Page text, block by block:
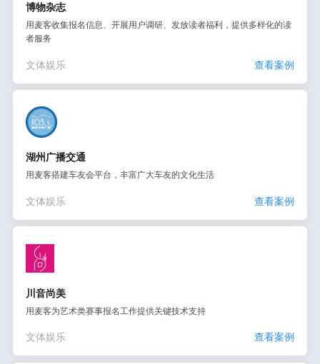
博物杂志
用麦客收集报名信息、开展用户调研、发放读者福利，提供多样化的读
者服务
文体娱乐 查看案例
湖州广播交通
用麦客搭建车友会平台，丰富广大车友的文化生活
文体娱乐 查看案例
川音尚美
用麦客为艺术类赛事报名工作提供关键技术支持
文体娱乐 查看案例